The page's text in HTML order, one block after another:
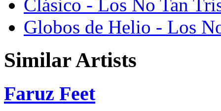
Clásico - Los No Tan
Globos de Helio - Los
Similar Artists
Faruz Feet